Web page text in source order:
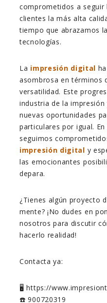
comprometidos a seguir
clientes la más alta
tiempo que abrazamos
tecnologías.
La impresión digital
asombrosa en términos
versatilidad. Este
industria de la
nuevas oportunidades
particulares por igual. En
seguimos
impresión digital y
las emocionantes
depara.
¿Tienes algún proyecto
mente? ¡No dudes en
nosotros para discutir
hacerlo realidad!
Contacta ya:
🖥️ https://
☎️ 900720319